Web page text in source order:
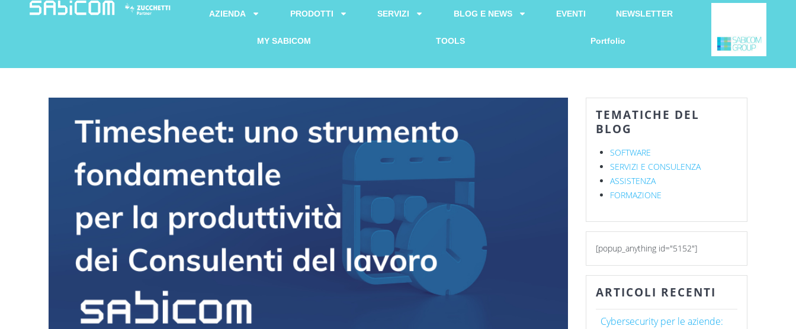
AZIENDA PRODOTTI SERVIZI BLOG E NEWS EVENTI NEWSLETTER
MY SABICOM TOOLS Portfolio
TEMATICHE DEL
BLOG
SOFTWARE
SERVIZI E CONSULENZA
ASSISTENZA
FORMAZIONE
[popup_anything id="5152"]
ARTICOLI RECENTI
Cybersecurity per le aziende: